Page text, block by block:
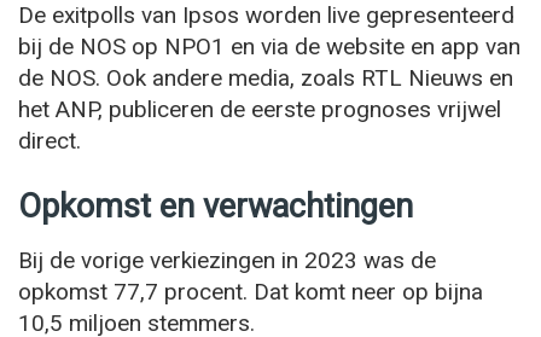
De exitpolls van Ipsos worden live gepresenteerd
bij de NOS op NPO1 en via de website en app van
de NOS. Ook andere media, zoals RTL Nieuws en
het ANP, publiceren de eerste prognoses vrijwel
direct.
Opkomst en verwachtingen
Bij de vorige verkiezingen in 2023 was de
opkomst 77,7 procent. Dat komt neer op bijna
10,5 miljoen stemmers.